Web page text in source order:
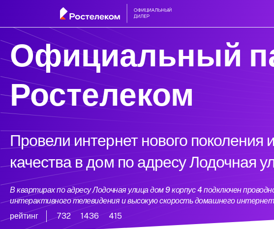
Официальный
Ростелеком
Провели интернет нового
качества в дом по адресу Лодочная
В квартирах по адресу Лодочная улица дом 9 корпус 4 подключен
интерактивного телевидения и высокую скорость домашнего
рейтинг
732 1436 415